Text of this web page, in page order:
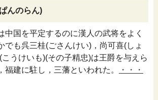
んのらん)
中国を平定するのに漢人の武将をよく
でも呉三桂(ごさんけい)，尚可喜(しょ
こうけいも)(その子精忠)は王爵を与えら
福建に駐し，三藩といわれた。
・・・